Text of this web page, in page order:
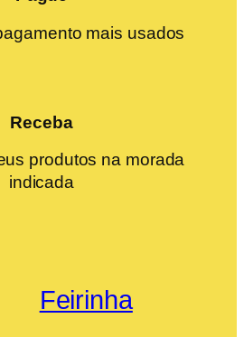
mais usados
Receba
produtos na morada
indicada
Feirinha